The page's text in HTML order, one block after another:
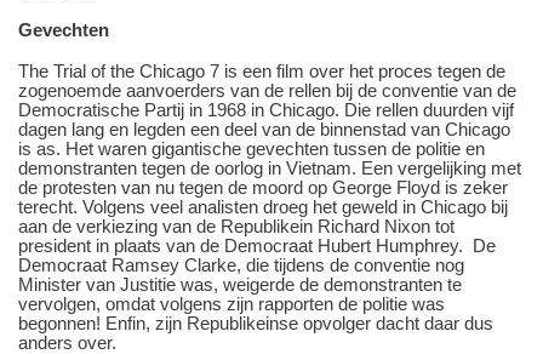
Gevechten
The Trial of the Chicago 7 is een film over het proces tegen de
zogenoemde aanvoerders van de rellen bij de conventie van de
Democratische Partij in 1968 in Chicago. Die rellen duurden vijf
dagen lang en legden een deel van de binnenstad van Chicago
is as. Het waren gigantische gevechten tussen de politie en
demonstranten tegen de oorlog in Vietnam. Een vergelijking met
de protesten van nu tegen de moord op George Floyd is zeker
terecht. Volgens veel analisten droeg het geweld in Chicago bij
aan de verkiezing van de Republikein Richard Nixon tot
president in plaats van de Democraat Hubert Humphrey. De
Democraat Ramsey Clarke, die tijdens de conventie nog
Minister van Justitie was, weigerde de demonstranten te
vervolgen, omdat volgens zijn rapporten de politie was
begonnen! Enfin, zijn Republikeinse opvolger dacht daar dus
anders over.